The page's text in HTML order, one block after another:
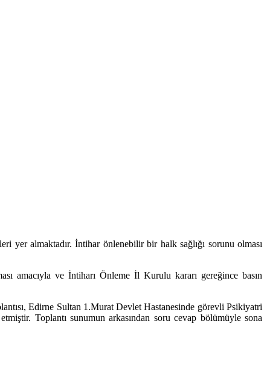
yer almaktadır. İntihar önlenebilir bir halk sağlığı sorunu olması
amacıyla ve İntiharı Önleme İl Kurulu kararı gereğince basın
Edirne Sultan 1.Murat Devlet Hastanesinde görevli Psikiyatri
Toplantı sunumun arkasından soru cevap bölümüyle sona